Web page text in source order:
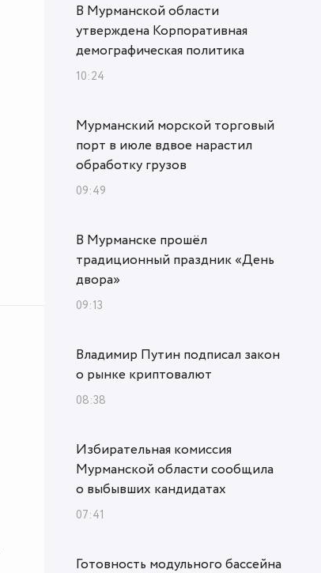
В Мурманской области
утверждена Корпоративная
демографическая политика
10:24
Мурманский морской торговый
порт в июле вдвое нарастил
обработку грузов
09:49
В Мурманске прошёл
традиционный праздник «День
двора»
09:13
Владимир Путин подписал закон
о рынке криптовалют
08:38
Избирательная комиссия
Мурманской области сообщила
о выбывших кандидатах
07:41
Готовность модульного бассейна